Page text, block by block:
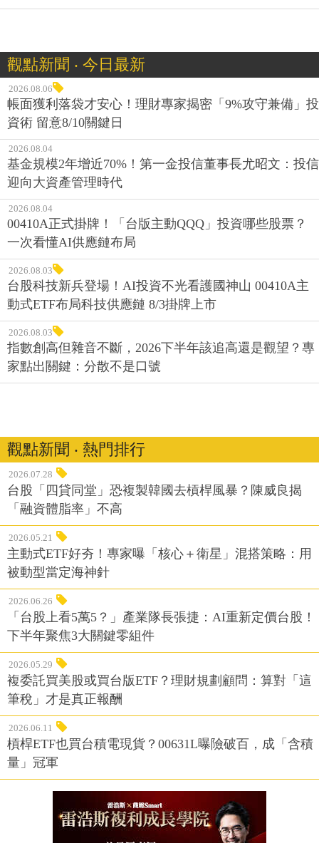
觀點新聞 ‧ 今日最新
2026.08.06
帳面獲利落袋才安心！理財專家揭密「9%攻守兼備」投
資術 留意8/10關鍵日
2026.08.04
基金規模2年增近70%！第一金投信董事長尤昭文：投信
迎向大資產管理時代
2026.08.04
00410A正式掛牌！「台版主動QQQ」投資哪些股票？
一次看懂AI供應鏈布局
2026.08.03
台股科技新兵登場！AI投資不光看護國神山 00410A主
動式ETF布局科技供應鏈 8/3掛牌上市
2026.08.03
指數創高但雜音不斷，2026下半年該追高還是觀望？專
家點出關鍵：分散不是口號
觀點新聞 ‧ 熱門排行
2026.07.28
台股「四貸同堂」恐複製韓國去槓桿風暴？陳威良揭
「融資體脂率」不高
2026.05.21
主動式ETF好夯！專家曝「核心＋衛星」混搭策略：用
被動型當定海神針
2026.06.26
「台股上看5萬5？」產業隊長張捷：AI重新定價台股！
下半年聚焦3大關鍵零組件
2026.05.29
複委託買美股或買台版ETF？理財規劃顧問：算對「這
筆稅」才是真正報酬
2026.06.11
槓桿ETF也買台積電現貨？00631L曝險破百，成「含積
量」冠軍